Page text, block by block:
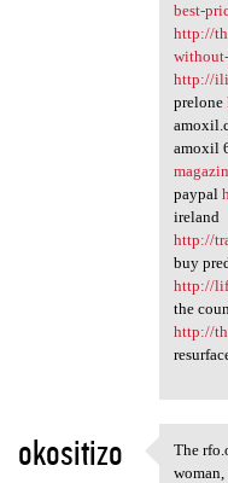
best-
http://
http://
prelone
amoxil
paypal
ireland
http://
buy
http://
the
http://
okositizo The
The